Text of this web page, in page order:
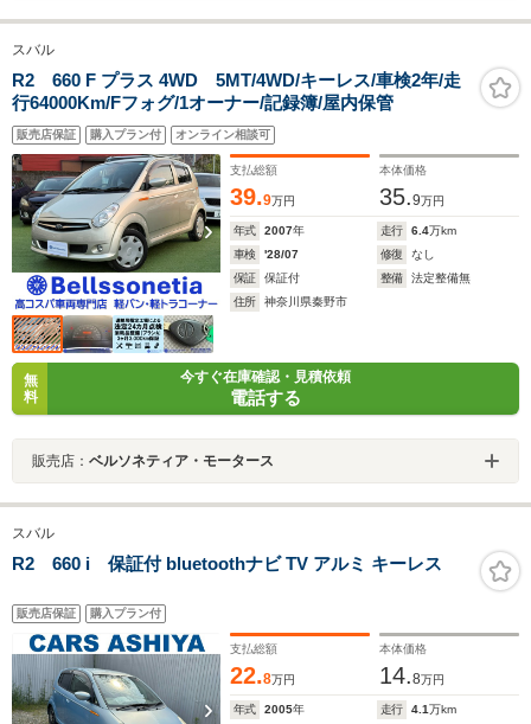
スバル
R2 660 F プラス 4WD 5MT/4WD/キーレス/車検2年/走
行64000Km/Fフォグ/1オーナー/記録簿/屋内保管
販売店保証 購入プラン付 オンライン相談可
支払総額
39.9万円
本体価格
35.9万円
年式 2007年 走行 6.4万km
車検
'28/07 修復
なし
保証
保証付 整備
法定整備無
住所
神奈川県秦野市
無
料
今すぐ在庫確認・見積依頼
電話する
販売店： ベルソネティア・モータース
スバル
R2 660 i 保証付 bluetoothナビ TV アルミ キーレス
販売店保証 購入プラン付
支払総額
22.8万円
本体価格
14.8万円
年式 2005年 走行 4.1万km